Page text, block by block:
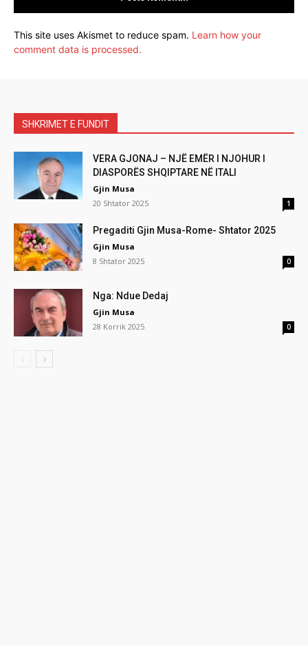
This site uses Akismet to reduce spam. Learn how your
comment data is processed.
SHKRIMET E FUNDIT
VERA GJONAJ – NJË EMËR I NJOHUR I
DIASPORËS SHQIPTARE NË ITALI
Gjin Musa
20 Shtator 2025
1
Pregaditi Gjin Musa-Rome- Shtator 2025
Gjin Musa
8 Shtator 2025
0
Nga: Ndue Dedaj
Gjin Musa
28 Korrik 2025
0